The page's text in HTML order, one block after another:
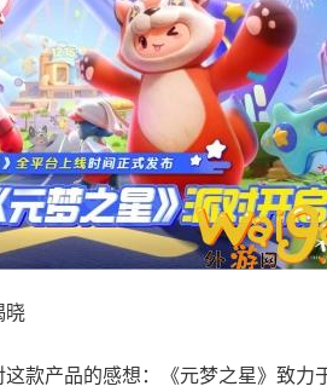
晓
款产品的感想：《元梦之星》致力